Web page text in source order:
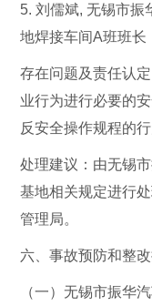
5. 刘儒斌, 无锡市振
地焊接车间A班班长
存在问题及责任认
业行为进行必要的
反安全操作规程的
处理建议：由无锡
基地相关规定进行
管理局。
六、事故预防
（一）无锡市振华